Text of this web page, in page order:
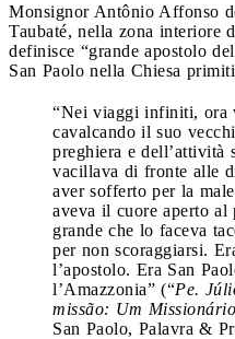
Monsignor Antônio Affonso
Taubaté, nella zona interiore
definisce “grande apostolo
San Paolo nella Chiesa
“Nei viaggi infiniti, ora
cavalcando il suo
preghiera e dell’attività
vacillava di fronte alle
aver sofferto per la
aveva il cuore aperto al
grande che lo faceva
per non scoraggiarsi.
l’apostolo. Era San
l’Amazzonia” (“Pe.
missão: Um
San Paolo, Palavra &